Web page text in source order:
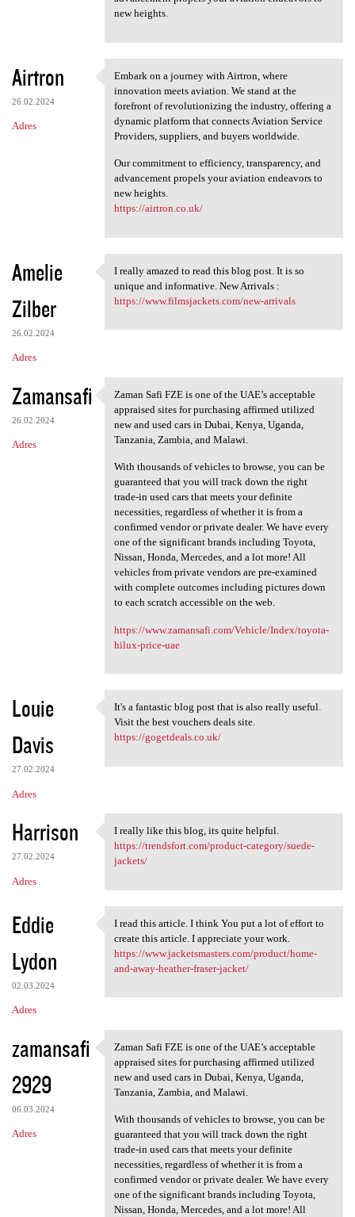
new heights.
Airtron
26.02.2024
Adres
Embark on a journey with
Embark on a journey with Airtron, where
innovation meets aviation. We stand at the
forefront of revolutionizing the industry, offering a
dynamic platform that connects Aviation Service
Providers, suppliers, and buyers worldwide.
Our commitment to efficiency, transparency, and
advancement propels your aviation endeavors to
new heights.
https://airtron.co.uk/
Amelie
Zilber
26.02.2024
Adres
I really amazed to read this
I really amazed to read this blog post. It is so
unique and informative. New Arrivals :
https://www.filmsjackets.com/new-arrivals
Zamansafi
26.02.2024
Adres
Zaman Safi FZE is one of the
Zaman Safi FZE is one of the UAE’s acceptable
appraised sites for purchasing affirmed utilized
new and used cars in Dubai, Kenya, Uganda,
Tanzania, Zambia, and Malawi.
With thousands of vehicles to browse, you can be
guaranteed that you will track down the right
trade-in used cars that meets your definite
necessities, regardless of whether it is from a
confirmed vendor or private dealer. We have every
one of the significant brands including Toyota,
Nissan, Honda, Mercedes, and a lot more! All
vehicles from private vendors are pre-examined
with complete outcomes including pictures down
to each scratch accessible on the web.
https://www.zamansafi.com/Vehicle/Index/toyota-
hilux-price-uae
Louie
Davis
27.02.2024
Adres
It's a fantastic blog post
It's a fantastic blog post that is also really useful.
Visit the best vouchers deals site.
https://gogetdeals.co.uk/
Harrison
27.02.2024
Adres
I really like this blog, its
I really like this blog, its quite helpful.
https://trendsfort.com/product-category/suede-
jackets/
Eddie
Lydon
02.03.2024
Adres
I read this article. I think
I read this article. I think You put a lot of effort to
create this article. I appreciate your work.
https://www.jacketsmasters.com/product/home-
and-away-heather-fraser-jacket/
zamansafi
2929
06.03.2024
Adres
Zaman Safi FZE is one of the
Zaman Safi FZE is one of the UAE’s acceptable
appraised sites for purchasing affirmed utilized
new and used cars in Dubai, Kenya, Uganda,
Tanzania, Zambia, and Malawi.
With thousands of vehicles to browse, you can be
guaranteed that you will track down the right
trade-in used cars that meets your definite
necessities, regardless of whether it is from a
confirmed vendor or private dealer. We have every
one of the significant brands including Toyota,
Nissan, Honda, Mercedes, and a lot more! All